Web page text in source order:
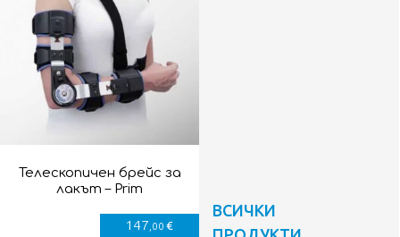
Телескопичен брейс за
лакът – Prim
147 ,00 €
ВСИЧКИ